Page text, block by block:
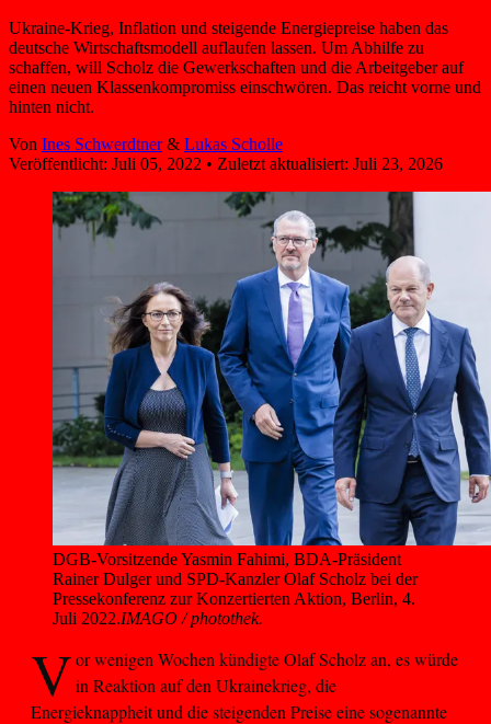
Ukraine-Krieg, Inflation und steigende Energiepreise haben das
deutsche Wirtschaftsmodell auflaufen lassen. Um Abhilfe zu
schaffen, will Scholz die Gewerkschaften und die Arbeitgeber auf
einen neuen Klassenkompromiss einschwören. Das reicht vorne und
hinten nicht.
Von Ines Schwerdtner& Lukas Scholle
Veröffentlicht: Juli 05, 2022 • Zuletzt aktualisiert: Juli 23, 2026
DGB-Vorsitzende Yasmin Fahimi, BDA-Präsident
Rainer Dulger und SPD-Kanzler Olaf Scholz bei der
Pressekonferenz zur Konzertierten Aktion, Berlin, 4.
Juli 2022.IMAGO / photothek.
Vor wenigen Wochen kündigte Olaf Scholz an, es würde
in Reaktion auf den Ukrainekrieg, die
Energieknappheit und die steigenden Preise eine sogenannte